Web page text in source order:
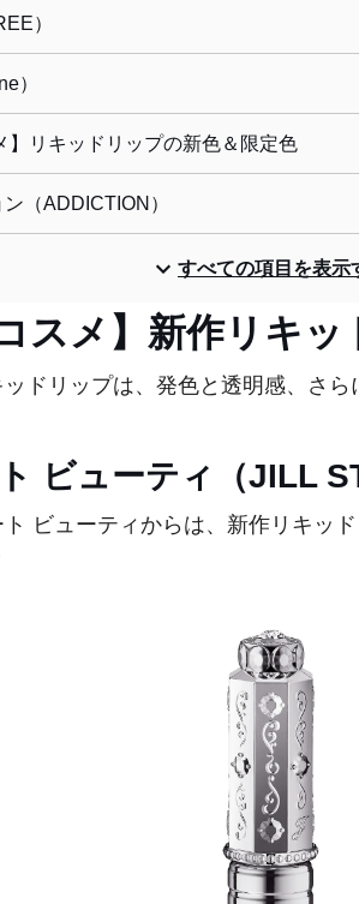
）
）
】リキッドリップの新色＆限定色
（ADDICTION）
すべての項目を表示
スメ】新作リキ
ドリップは、発色と透明感、さら
ビューティ（JILL
ビューティからは、新作リキッド